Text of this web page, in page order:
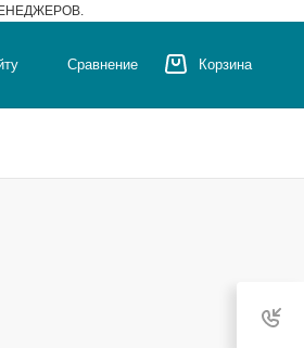
Сравнение Корзина